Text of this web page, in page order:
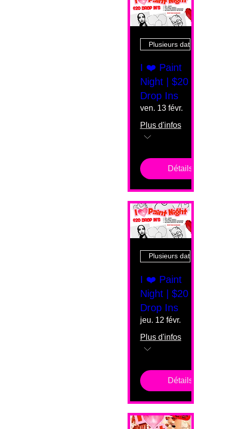
Plusieurs dates
I ❤️ Paint
Night | $20
Drop Ins
ven. 13 févr.
Plus d'infos
Détails
Plusieurs dates
I ❤️ Paint
Night | $20
Drop Ins
jeu. 12 févr.
Plus d'infos
Détails